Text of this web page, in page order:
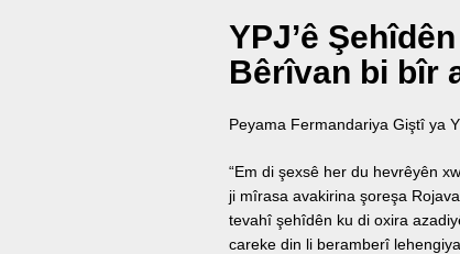
YPJ’ê
Bêrîvan bi bîr
Peyama Fermandariya Giştî ya
“Em di şexsê her du hevrêyên
ji mîrasa avakirina şoreşa
tevahî şehîdên ku di oxira
careke din li beramberî